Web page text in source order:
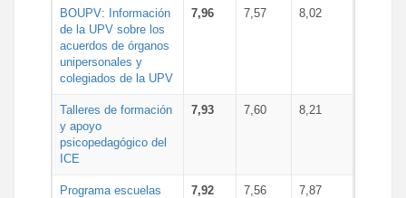
BOUPV: Información
de la UPV sobre los
acuerdos de órganos
unipersonales y
colegiados de la UPV
7,96 7,57 8,02
Talleres de formación
y apoyo
psicopedagógico del
ICE
7,93 7,60 8,21
Programa escuelas
7,92 7,56 7,87